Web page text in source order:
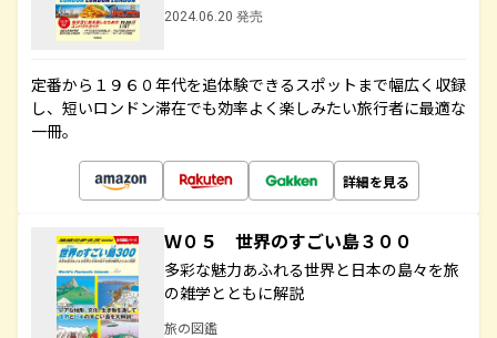
2024.06.20 発売
定番から１９６０年代を追体験できるスポットまで幅広く収録
し、短いロンドン滞在でも効率よく楽しみたい旅行者に最適な
一冊。
詳細を見る
Ｗ０５ 世界のすごい島３００
多彩な魅力あふれる世界と日本の島々を旅
の雑学とともに解説
旅の図鑑